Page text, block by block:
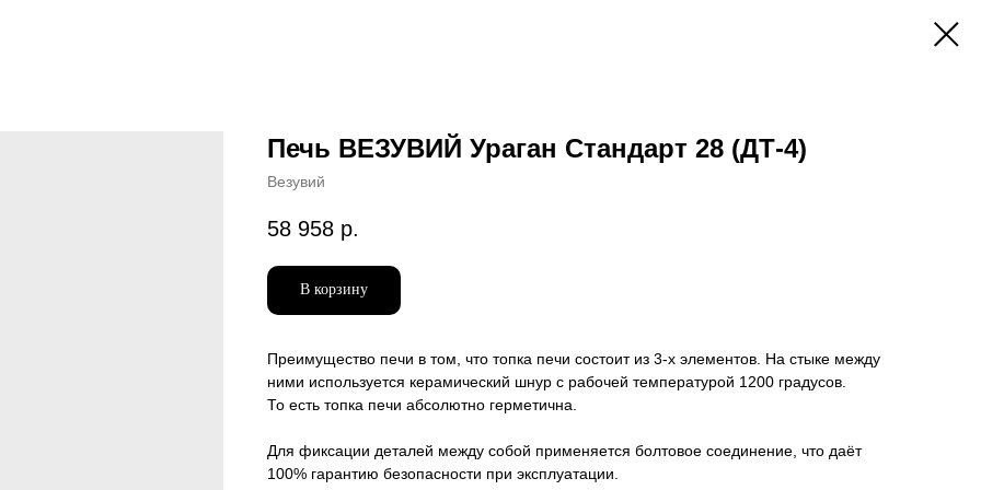
Печь ВЕЗУВИЙ Ураган Стандарт 28 (ДТ-4)
Везувий
58 958 р.
В корзину
Преимущество печи в том, что топка печи состоит из 3-х элементов. На стыке между
ними используется керамический шнур с рабочей температурой 1200 градусов.
То есть топка печи абсолютно герметична.
Для фиксации деталей между собой применяется болтовое соединение, что даёт
100% гарантию безопасности при эксплуатации.